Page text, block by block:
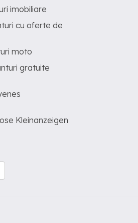
imobiliare
cu oferte de
moto
gratuite
Kleinanzeigen